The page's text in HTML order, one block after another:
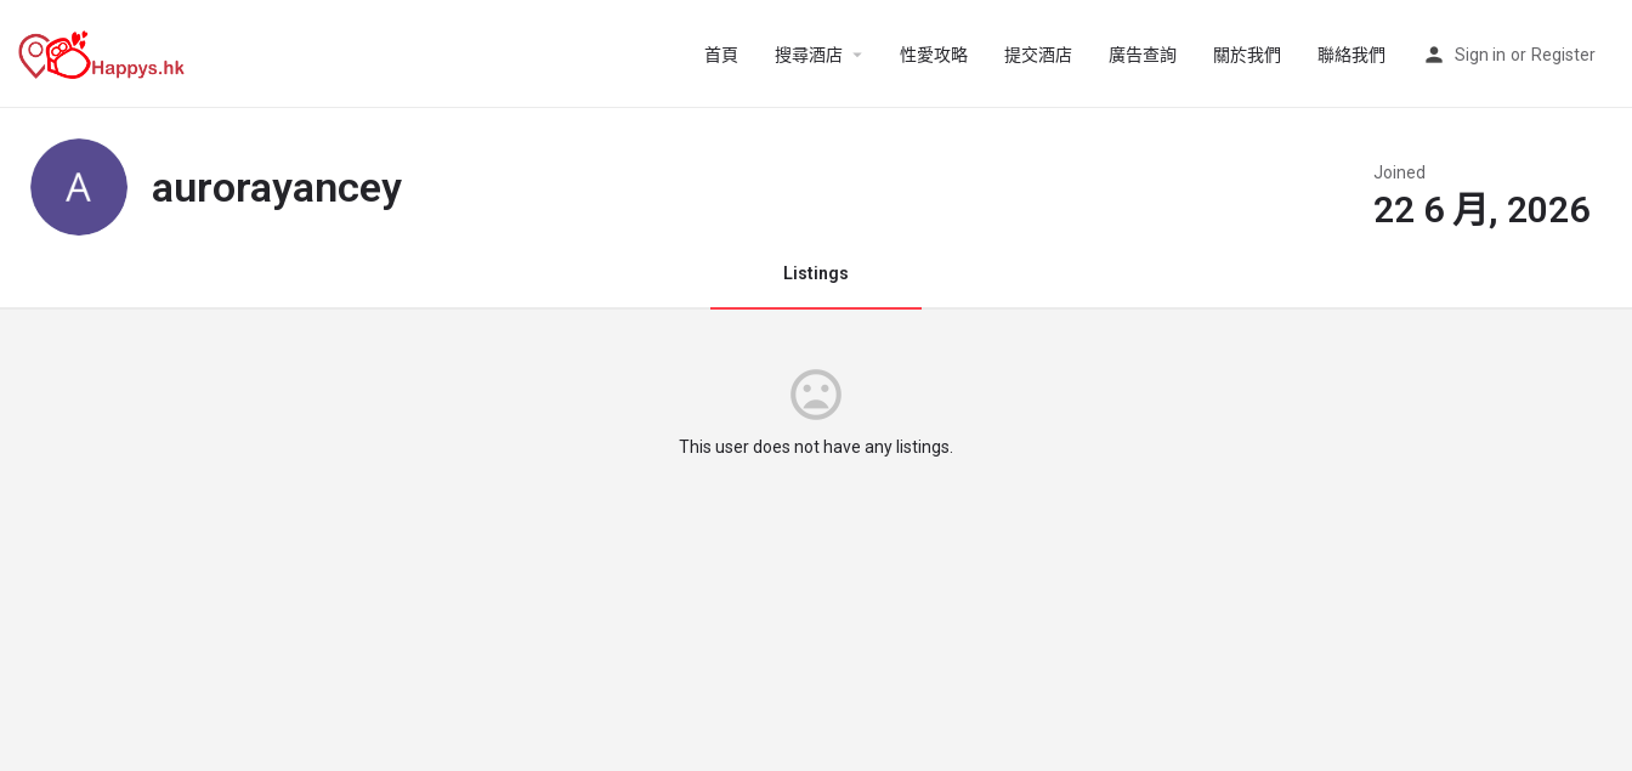
首頁 搜尋酒店 arrow_drop_down 性愛攻略 提交酒店 廣告查詢 關於我們 聯絡我們 Sign in or Register
aurorayancey Joined
22 6 月, 2026
Listings
This user does not have any listings.